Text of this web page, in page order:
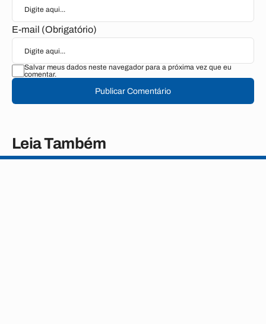
E-mail (Obrigatório)
Salvar meus dados neste navegador para a próxima vez que eu
comentar.
Publicar Comentário
Leia Também